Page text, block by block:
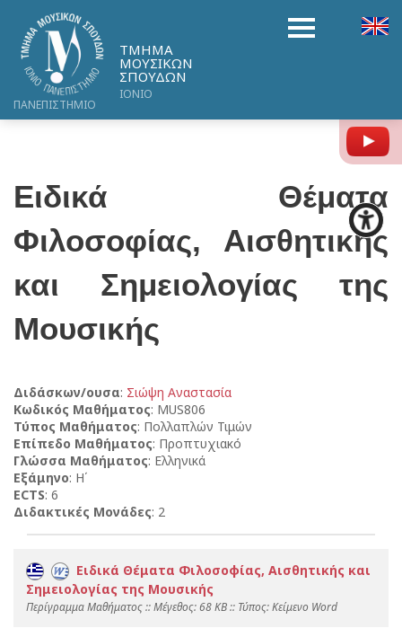
ΤΜΗΜΑ
ΜΟΥΣΙΚΩΝ
ΣΠΟΥΔΩΝ
ΙΟΝΙΟ
ΠΑΝΕΠΙΣΤΗΜΙΟ
Ειδικά Θέματα
Φιλοσοφίας, Αισθητικής
και Σημειολογίας της
Μουσικής
Διδάσκων/ουσα: Σιώψη Αναστασία
Κωδικός Μαθήματος: MUS806
Τύπος Μαθήματος: Πολλαπλών Τιμών
Επίπεδο Μαθήματος: Προπτυχιακό
Γλώσσα Μαθήματος: Ελληνικά
Εξάμηνο: Η΄
ECTS: 6
Διδακτικές Μονάδες: 2
Ειδικά Θέματα Φιλοσοφίας, Αισθητικής και
Σημειολογίας της Μουσικής
Περίγραμμα Μαθήματος :: Mέγεθος: 68 KB :: Τύπος: Kείμενο Word